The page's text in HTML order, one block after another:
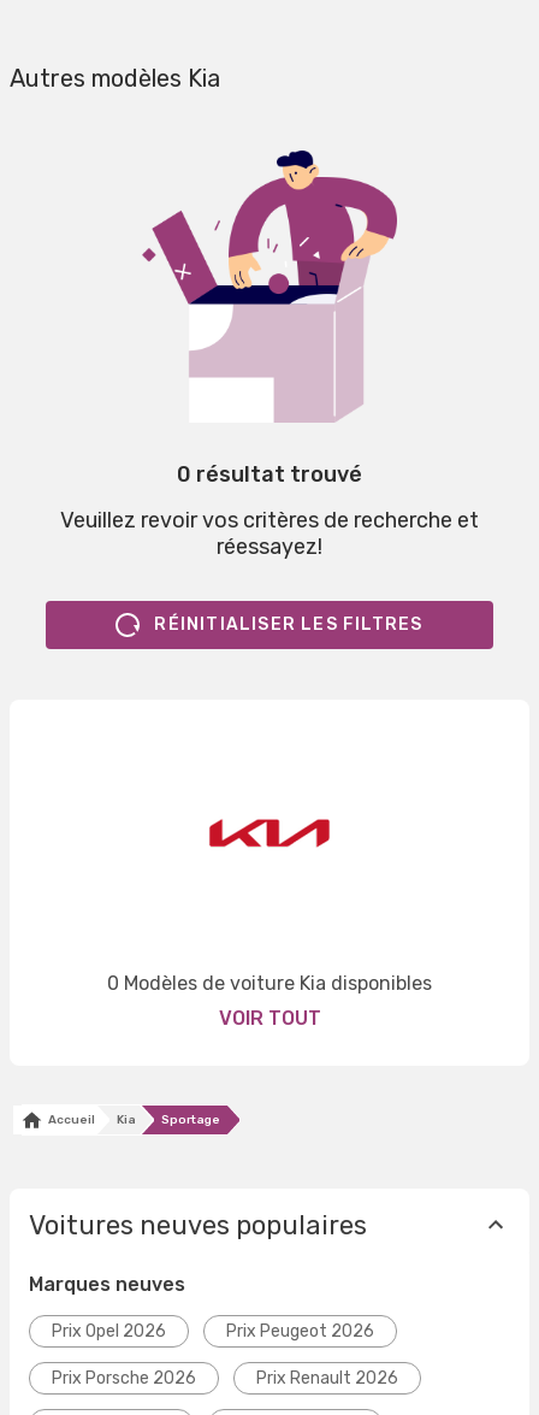
Autres modèles Kia
0 résultat trouvé
Veuillez revoir vos critères de recherche et
réessayez!
RÉINITIALISER LES FILTRES
0 Modèles de voiture Kia disponibles
VOIR TOUT
Accueil Kia Sportage
Voitures neuves populaires
Marques neuves
Prix Opel 2026 Prix Peugeot 2026
Prix Porsche 2026 Prix Renault 2026